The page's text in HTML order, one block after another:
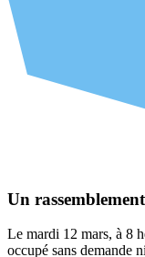
Un
Le mardi 12 mars, à 8
occupé sans demande